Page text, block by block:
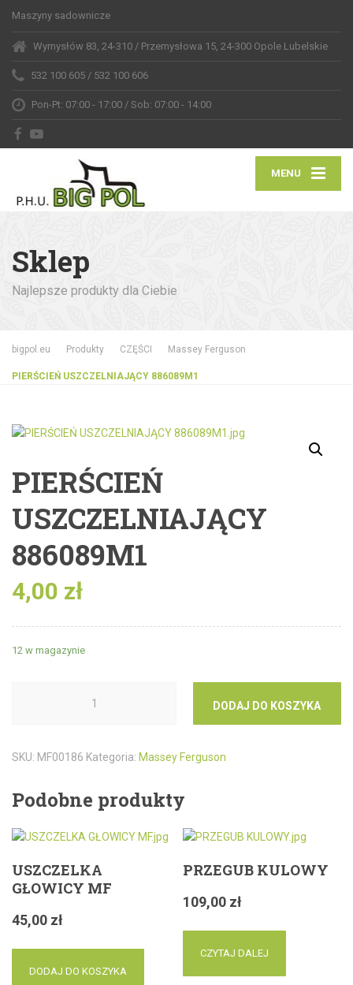
Maszyny sadownicze
Wymysłów 83, 24-310 / Przemysłowa 15, 24-300 Opole Lubelskie
532 100 605 / 532 100 606
Pon-Pt: 07:00 - 17:00 / Sob: 07:00 - 14:00
MENU
Sklep
Najlepsze produkty dla Ciebie
bigpol.eu Produkty CZĘŚCI Massey Ferguson
PIERŚCIEŃ USZCZELNIAJĄCY 886089M1
PIERŚCIEŃ
USZCZELNIAJĄCY
886089M1
4,00 zł
12 w magazynie
DODAJ DO KOSZYKA
SKU: MF00186 Kategoria: Massey Ferguson
Podobne produkty
USZCZELKA
GŁOWICY MF
45,00 zł
DODAJ DO KOSZYKA
PRZEGUB KULOWY
109,00 zł
CZYTAJ DALEJ